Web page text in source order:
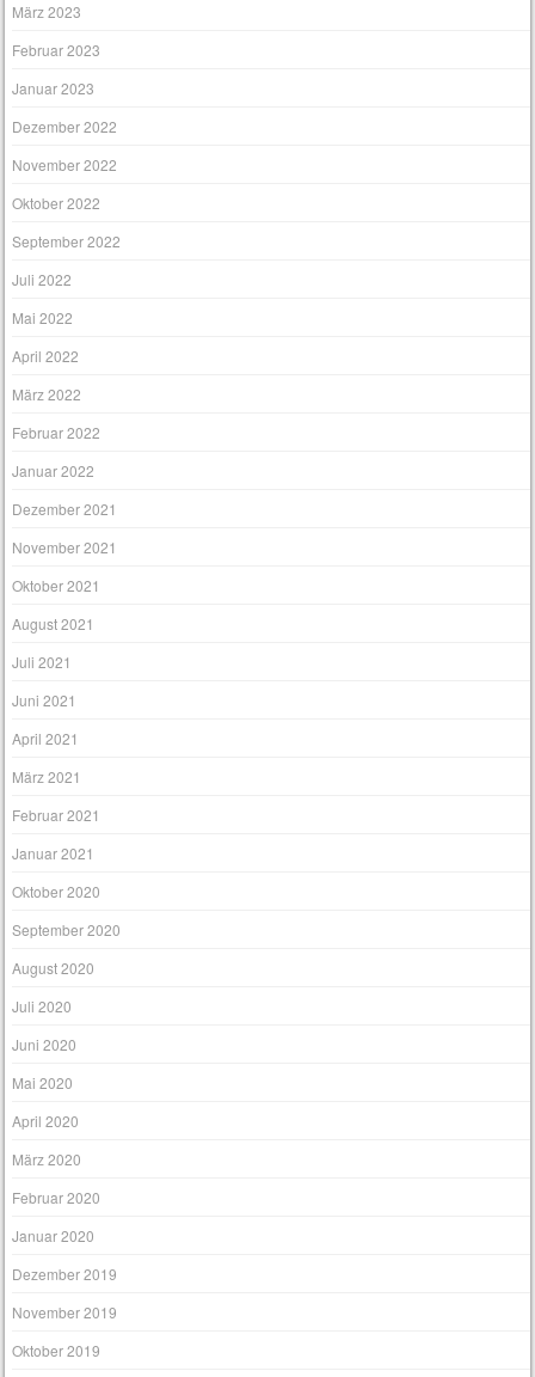
März 2023
Februar 2023
Januar 2023
Dezember 2022
November 2022
Oktober 2022
September 2022
Juli 2022
Mai 2022
April 2022
März 2022
Februar 2022
Januar 2022
Dezember 2021
November 2021
Oktober 2021
August 2021
Juli 2021
Juni 2021
April 2021
März 2021
Februar 2021
Januar 2021
Oktober 2020
September 2020
August 2020
Juli 2020
Juni 2020
Mai 2020
April 2020
März 2020
Februar 2020
Januar 2020
Dezember 2019
November 2019
Oktober 2019